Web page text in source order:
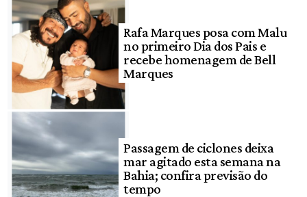
Rafa Marques posa com Malu
no primeiro Dia dos Pais e
recebe homenagem de Bell
Marques
Passagem de ciclones deixa
mar agitado esta semana na
Bahia; confira previsão do
tempo